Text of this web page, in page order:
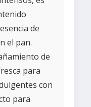
de
el pan.
de
para
con
para